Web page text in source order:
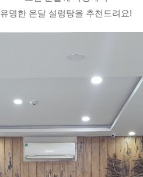
유명한 온달 설렁탕을 추천드려요!